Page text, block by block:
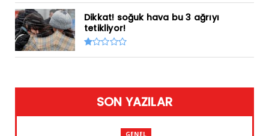
Dikkat! soğuk hava bu 3 ağrıyı
tetikliyor!
SON YAZILAR
GENEL